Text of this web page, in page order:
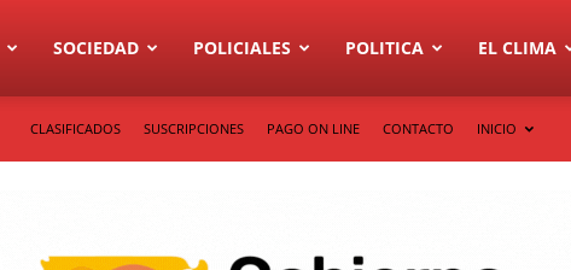
SOCIEDAD POLICIALES POLITICA EL CLIMA
CLASIFICADOS SUSCRIPCIONES PAGO ON LINE CONTACTO INICIO